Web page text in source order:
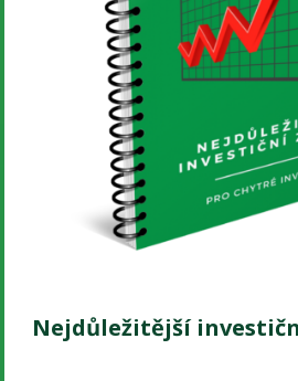
Nejdůležitější